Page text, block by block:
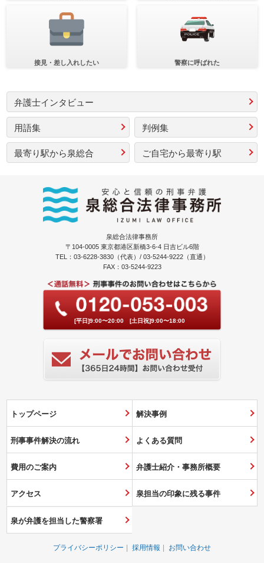
接見・差し入れしたい 警察に呼ばれた
弁護士インタビュー
判例集
用語集
ご自宅から最寄り駅
最寄り駅から泉総合
泉総合法律事務所
〒104-0005 東京都港区新橋3-6-4 日吉ビル6階
TEL：03-6228-3830（代表）/ 03-5244-9222（直通）
FAX：03-5244-9223
[平日]9:00〜20:00 [土日祝]9:00〜18:00
トップページ 解決事例
刑事事件解決の流れ よくある質問
費用のご案内 弁護士紹介・事務所概要
アクセス 泉担当の印象に残る事件
泉が弁護を担当した警察署
プライバシーポリシー 採用情報 お問い合わせ